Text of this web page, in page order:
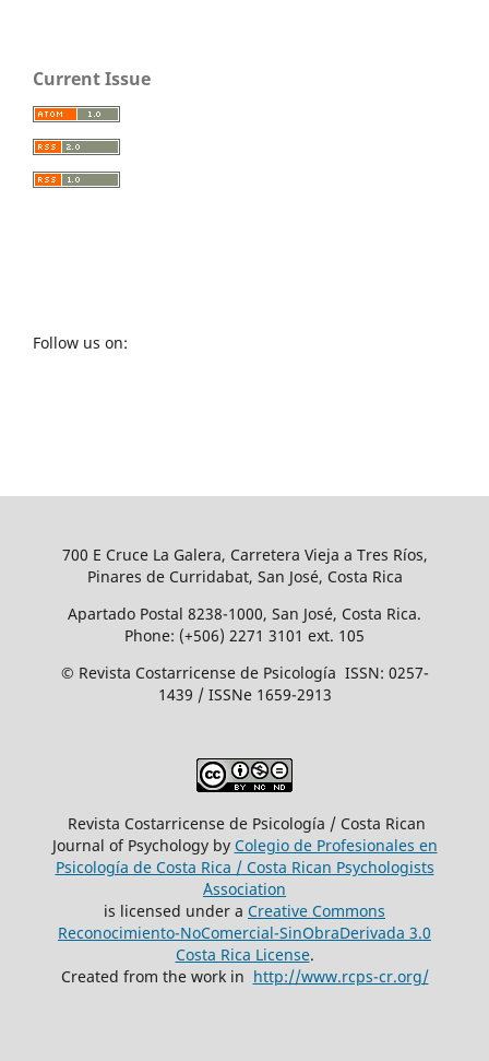
Current Issue
Follow us on:
700 E Cruce La Galera, Carretera Vieja a Tres Ríos,
Pinares de Curridabat, San José, Costa Rica
Apartado Postal 8238-1000, San José, Costa Rica.
Phone: (+506) 2271 3101 ext. 105
© Revista Costarricense de Psicología ISSN: 0257-
1439 / ISSNe 1659-2913
Revista Costarricense de Psicología / Costa Rican
Journal of Psychology by Colegio de Profesionales en
Psicología de Costa Rica / Costa Rican Psychologists
´Association
is licensed under a Creative Commons
Reconocimiento-NoComercial-SinObraDerivada 3.0
Costa Rica License.
Created from the work in http://www.rcps-cr.org/